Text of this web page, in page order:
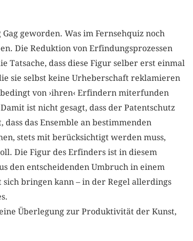
geworden. Was im Fernsehquiz noch
Die Reduktion von Erfindungsprozessen
dass diese Figur selber erst einmal
sie selbst keine Urheberschaft reklamieren
von ›ihren‹ Erfindern miterfunden
ist nicht gesagt, dass der Patentschutz
das Ensemble an bestimmenden
stets mit berücksichtigt werden muss,
Die Figur des Erfinders ist in diesem
den entscheidenden Umbruch in einem
bringen kann – in der Regel allerdings
Überlegung zur Produktivität der Kunst,